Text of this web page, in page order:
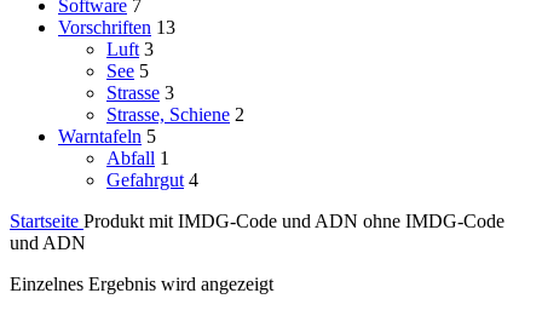
Software 7
Vorschriften 13
Luft 3
See 5
Strasse 3
Strasse, Schiene 2
Warntafeln 5
Abfall 1
Gefahrgut 4
Startseite Produkt mit IMDG-Code und ADN ohne IMDG-Code
und ADN
Einzelnes Ergebnis wird angezeigt